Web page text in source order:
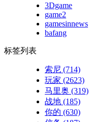
3Dgame
game2
gamesinnews
bafang
标签列表
索尼 (714)
玩家 (2623)
马里奥 (319)
战地 (185)
你的 (630)